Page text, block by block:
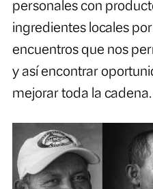
aprendizajes.
personales con
ingredientes locales
encuentros que nos
y así encontrar
mejorar toda la